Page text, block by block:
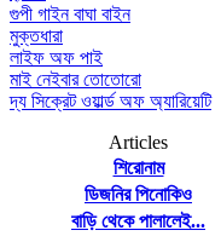
গুপী গাইন বাঘা বাইন
মুক্তধারা
লাইফ অফ পাই
মাই নেইবার তোতোরো
দ্য সিক্রেট ওয়ার্ল্ড অফ অ্যারিয়েটি
Articles
শিরোনাম
ডিজনির পিনোকিও
বাড়ি থেকে পালালেই...